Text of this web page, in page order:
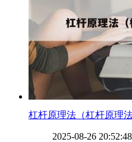
杠杆原理法（杠杆原理
2025-08-26 20:52:48